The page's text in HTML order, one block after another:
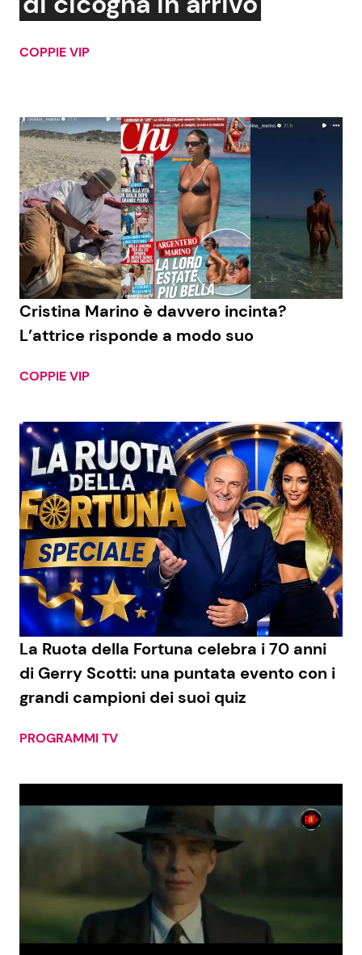
Seguici
Info
Chi siamo
Disclaimer e Privacy
Redazione
Contattaci
Pubblicità
Privacy Policy
COPPIE VIP
Cristina Marino è davvero incinta?
L’attrice risponde a modo suo
COPPIE VIP
La Ruota della Fortuna celebra i 70 anni
di Gerry Scotti: una puntata evento con i
grandi campioni dei suoi quiz
PROGRAMMI TV